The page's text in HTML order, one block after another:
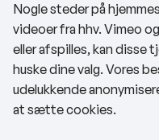
Telefon- og
Privatlivspolitik
Cookies
Nogle steder på
videoer fra hhv. Vimeo
eller afspilles, kan
huske dine valg. Vores
udelukkende
at sætte cookies.